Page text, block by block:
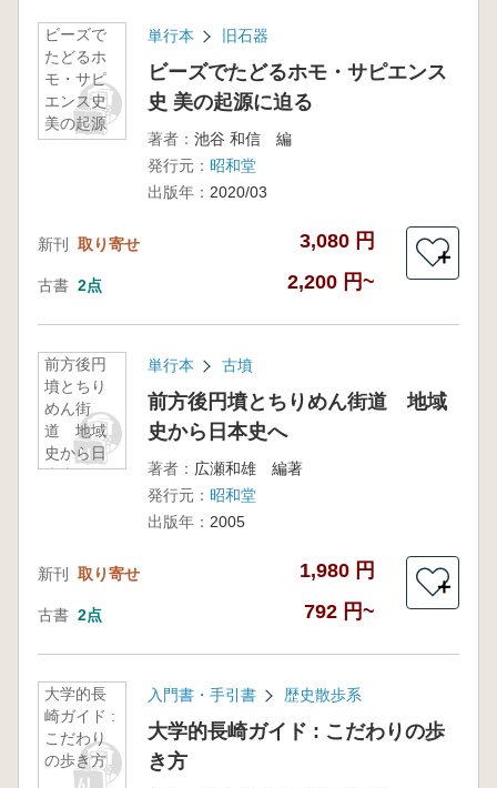
ビーズで
たどるホ
モ・サピ
エンス史
美の起源
に迫る
単行本 旧石器
ビーズでたどるホモ・サピエンス
史 美の起源に迫る
著者： 池谷 和信 編
発行元： 昭和堂
出版年： 2020/03
新刊 取り寄せ 3,080 円
古書 2点 2,200 円~
＋
前方後円
墳とちり
めん街
道 地域
史から日
本史へ
単行本 古墳
前方後円墳とちりめん街道 地域
史から日本史へ
著者： 広瀬和雄 編著
発行元： 昭和堂
出版年： 2005
新刊 取り寄せ 1,980 円
古書 2点 792 円~
＋
大学的長
崎ガイド :
こだわり
の歩き方
入門書・手引書 歴史散歩系
大学的長崎ガイド : こだわりの歩
き方